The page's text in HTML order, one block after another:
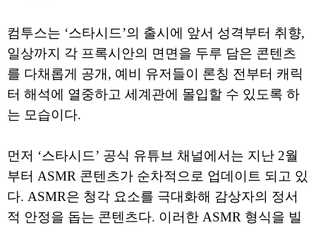
컴투스는 ‘스타시드’의 출시에 앞서 성격부터 취향,
일상까지 각 프록시안의 면면을 두루 담은 콘텐츠
를 다채롭게 공개, 예비 유저들이 론칭 전부터 캐릭
터 해석에 열중하고 세계관에 몰입할 수 있도록 하
는 모습이다.
먼저 ‘스타시드’ 공식 유튜브 채널에서는 지난 2월
부터 ASMR 콘텐츠가 순차적으로 업데이트 되고 있
다. ASMR은 청각 요소를 극대화해 감상자의 정서
적 안정을 돕는 콘텐츠다. 이러한 ASMR 형식을 빌